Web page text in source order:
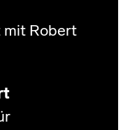
mit Robert